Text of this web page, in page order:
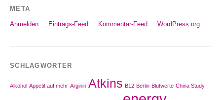
META
Anmelden Eintrags-Feed Kommentar-Feed WordPress.org
SCHLAGWÖRTER
Alkohol Appetit auf mehr Arginin Atkins B12 Berlin Blutwerte China Study